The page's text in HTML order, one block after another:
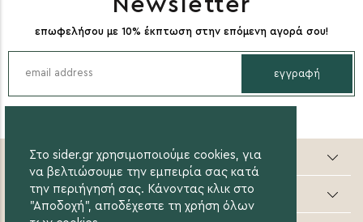
Στο sider.gr χρησιμοποιούμε cookies, για
να βελτιώσουμε την εμπειρία σας κατά
την περιήγησή σας. Κάνοντας κλικ στο
"Αποδοχή", αποδέχεστε τη χρήση όλων
Newsletter
επωφελήσου με 10% έκπτωση στην επόμενη αγορά σου!
εγγραφή
Sider valuable steps
Online Αγορές